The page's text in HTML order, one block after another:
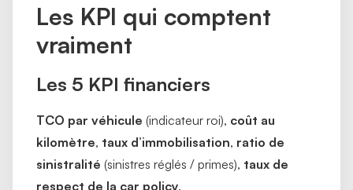
Les KPI qui comptent
vraiment
Les 5 KPI financiers
TCO par véhicule (indicateur roi), coût au
kilomètre, taux d’immobilisation, ratio de
sinistralité (sinistres réglés / primes), taux de
respect de la car policy.